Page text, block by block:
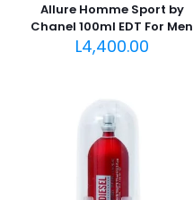
Allure Homme Sport by
Chanel 100ml EDT For Men
L4,400.00